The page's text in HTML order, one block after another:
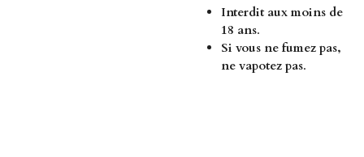
Interdit aux moins de
18 ans.
Si vous ne fumez pas,
ne vapotez pas.